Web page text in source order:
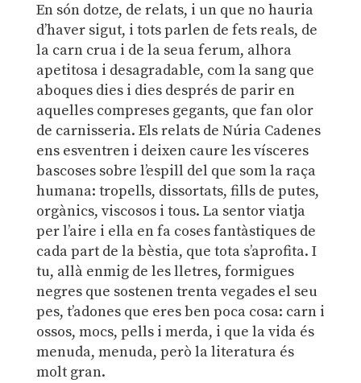
En són dotze, de relats, i un que no hauria
d’haver sigut, i tots parlen de fets reals, de
la carn crua i de la seua ferum, alhora
apetitosa i desagradable, com la sang que
aboques dies i dies després de parir en
aquelles compreses gegants, que fan olor
de carnisseria. Els relats de Núria Cadenes
ens esventren i deixen caure les vísceres
bascoses sobre l’espill del que som la raça
humana: tropells, dissortats, fills de putes,
orgànics, viscosos i tous. La sentor viatja
per l’aire i ella en fa coses fantàstiques de
cada part de la bèstia, que tota s’aprofita. I
tu, allà enmig de les lletres, formigues
negres que sostenen trenta vegades el seu
pes, t’adones que eres ben poca cosa: carn i
ossos, mocs, pells i merda, i que la vida és
menuda, menuda, però la literatura és
molt gran.